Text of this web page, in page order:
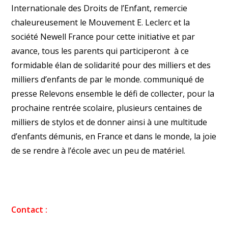
Internationale des Droits de l’Enfant, remercie
chaleureusement le Mouvement E. Leclerc et la
société Newell France pour cette initiative et par
avance, tous les parents qui participeront à ce
formidable élan de solidarité pour des milliers et des
milliers d’enfants de par le monde. communiqué de
presse Relevons ensemble le défi de collecter, pour la
prochaine rentrée scolaire, plusieurs centaines de
milliers de stylos et de donner ainsi à une multitude
d’enfants démunis, en France et dans le monde, la joie
de se rendre à l’école avec un peu de matériel.
Contact :